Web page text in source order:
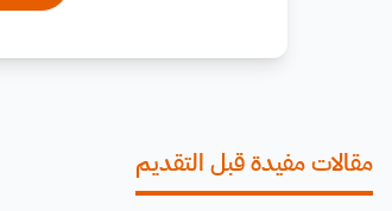
مقالات مفيدة قبل التقديم